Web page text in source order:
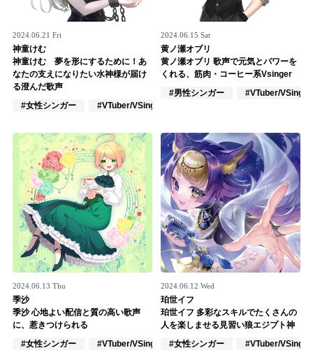
ぶいコミュ！by muevo
ぶいマガ！ by muevo
Follow us
Official SNS
2024.06.21 Fri
神童けむ
神童けむ 夢を形にするために！あ
なたの支えになりたい水神様が届け
る澄んだ歌声
#女性シンガー
#VTuber/VSinger
2024.06.15 Sat
黄ノ瀬オブリ
黄ノ瀬オブリ 歌声で元気とパワーを
くれる、筋肉・コーヒー系Vsinger
#男性シンガー
#VTuber/VSinger
2024.06.13 Thu
季沙
季沙 心地よい配信と質の高い歌声
に、惹きつけられる
#女性シンガー
#VTuber/VSinger #アカペラ
2024.06.12 Wed
珀世イフ
珀世イフ 多彩なスキルでたくさんの
人を楽しませる見習い狼エジプト神
#女性シンガー
#VTuber/VSinger